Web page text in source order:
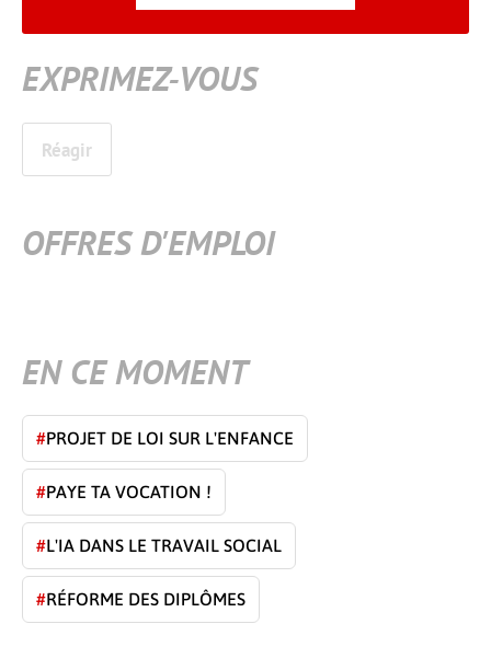
EXPRIMEZ-VOUS
Réagir
OFFRES D'EMPLOI
EN CE MOMENT
#PROJET DE LOI SUR L'ENFANCE
#PAYE TA VOCATION !
#L'IA DANS LE TRAVAIL SOCIAL
#RÉFORME DES DIPLÔMES